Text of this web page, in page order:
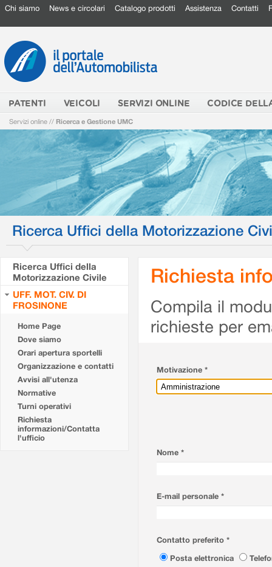
Chi siamo News e circolari Catalogo prodotti Assistenza Contatti
PATENTI VEICOLI SERVIZI ONLINE CODICE
Servizi online // Ricerca e Gestione UMC
Ricerca Uffici della Motorizzazione
Ricerca Uffici della
Motorizzazione Civile
UFF. MOT. CIV. DI
FROSINONE
Home Page
Dove siamo
Orari apertura sportelli
Organizzazione e contatti
Avvisi all'utenza
Normative
Turni operativi
Richiesta
informazioni/Contatta
l'ufficio
Richiesta
Compila il
richieste per
Motivazione *
Nome *
E-mail personale *
Contatto preferito *
Posta elettronica